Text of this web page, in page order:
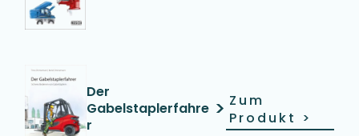
Der
Gabelstaplerfahre
r
> Zum
Produkt >